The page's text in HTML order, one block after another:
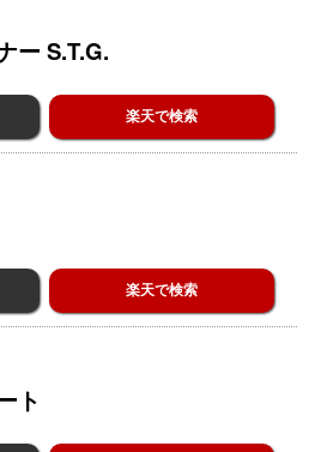
ー S.T.G.
楽天で検索
楽天で検索
ト